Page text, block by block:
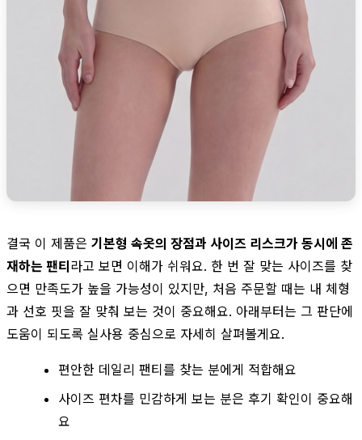
결국 이 제품은 기본형 속옷의 장점과 사이즈 리스크가 동시에 존
재하는 팬티라고 보면 이해가 쉬워요. 한 번 잘 맞는 사이즈를 찾
으면 만족도가 높을 가능성이 있지만, 처음 주문할 때는 내 체형
과 선호 핏을 잘 맞춰 보는 것이 중요해요. 아래부터는 그 판단에
도움이 되도록 실사용 중심으로 자세히 살펴볼게요.
편안한 데일리 팬티를 찾는 분에게 적합해요
사이즈 편차를 민감하게 보는 분은 후기 확인이 중요해
요